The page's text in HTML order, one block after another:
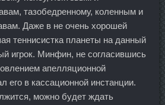
тазобедренному, коленным и
Даже в не очень хорошей
теннисистка планеты на данный
игрок. Минфин, не согласившись
апелляционной
его в кассационной инстанции.
можно будет ждать